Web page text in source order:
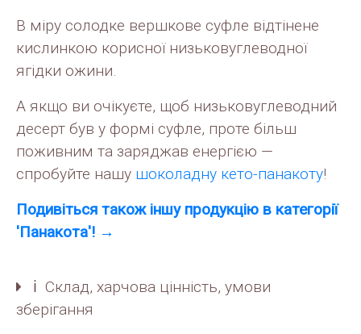
В міру солодке вершкове суфле відтінене
кислинкою корисної низьковуглеводної
ягідки ожини.
А якщо ви очікуєте, щоб низьковуглеводний
десерт був у формі суфле, проте більш
поживним та заряджав енергією —
спробуйте нашу шоколадну кето-панакоту!
Подивiться також іншу продукцію в категорії
'Панакота'! →
ℹ️ Склад, харчова цінність, умови
зберігання